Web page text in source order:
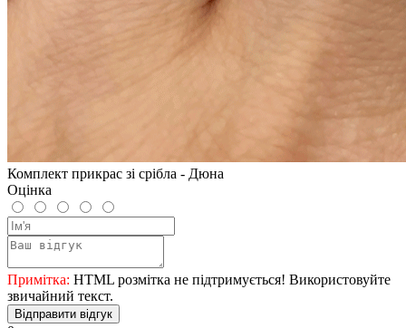
Комплект прикрас зі срібла - Дюна
Оцінка
Примітка: HTML розмітка не підтримується! Використовуйте
звичайний текст.
Відправити відгук